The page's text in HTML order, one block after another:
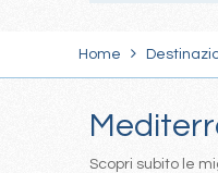
Home
Scopri subito le